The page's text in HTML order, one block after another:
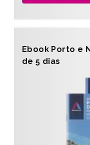
Ebook Porto e
de 5 dias